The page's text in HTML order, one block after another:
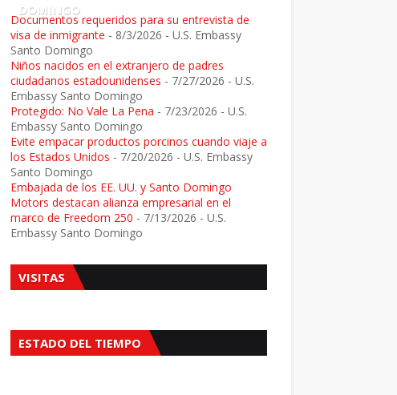
DOMINGO
Documentos requeridos para su entrevista de
visa de inmigrante - 8/3/2026 - U.S. Embassy
Santo Domingo
Niños nacidos en el extranjero de padres
ciudadanos estadounidenses - 7/27/2026 - U.S.
Embassy Santo Domingo
Protegido: No Vale La Pena - 7/23/2026 - U.S.
Embassy Santo Domingo
Evite empacar productos porcinos cuando viaje a
los Estados Unidos - 7/20/2026 - U.S. Embassy
Santo Domingo
Embajada de los EE. UU. y Santo Domingo
Motors destacan alianza empresarial en el
marco de Freedom 250 - 7/13/2026 - U.S.
Embassy Santo Domingo
VISITAS
ESTADO DEL TIEMPO